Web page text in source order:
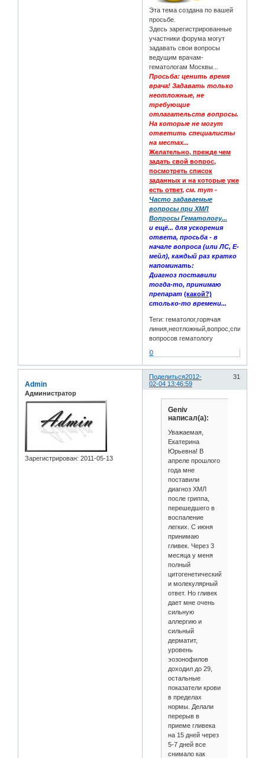
Эта тема создана по вашей
просьбе.
Здесь зарегистрированные
участники форума могут
задавать свои вопросы
ведущим врачам-
гематологам Москвы...
Просьба: ценить время
врача! Задавать только
неотложные, не
требующие
отлагательств вопросы.
На которые не могут
ответить специалисты
на местах...
Желательно, прежде чем
задать свой вопрос,
посмотреть список
заданных и на которые уже
есть ответ, см. тут -
Часто задаваемые
вопросы при ХМЛ
Вопросы Гематологу...
и ещё... для ускорения
ответа, просьба - в
начале вопроса (или ЛС, Е-
мейл), каждый раз кратко
напоминать:
Диагноз поставили
тогда-то, принимаю
препарат(какой?)
столько-то времени...
Теги: гематолог,горячая
линия,неотложный,вопрос,список
вопросов гематологу
0
Поделиться 31
2012-
02-04 13:46:59
Admin
Администратор
Зарегистрирован: 2011-05-13
Geniv
написал(а):
Уважаемая,
Екатерина
Юрьевна! В
апреле прошлого
года мне
поставили
диагноз ХМЛ
после гриппа,
перешедшего в
воспаление
легких. С июня
принимаю
гливек. Через 3
месяца у меня
полный
цитогенетический
и молекулярный
ответ. Но гливек
дает мне очень
сильную
аллергию и
сильный
дерматит,
уровень
эозонофилов
доходил до 29,
остальные
показатели крови
в пределах
нормы. Делали
перерыв в
приеме гливека
на 15 дней через
5-7 дней все
снимало как